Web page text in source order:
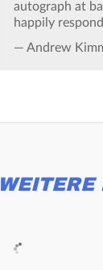
autograph at
happily
— Andrew